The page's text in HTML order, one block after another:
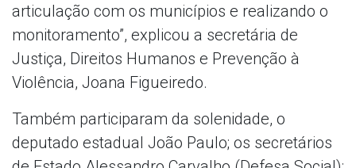
articulação com os municípios e realizando o
monitoramento”, explicou a secretária de
Justiça, Direitos Humanos e Prevenção à
Violência, Joana Figueiredo.
Também participaram da solenidade, o
deputado estadual João Paulo; os secretários